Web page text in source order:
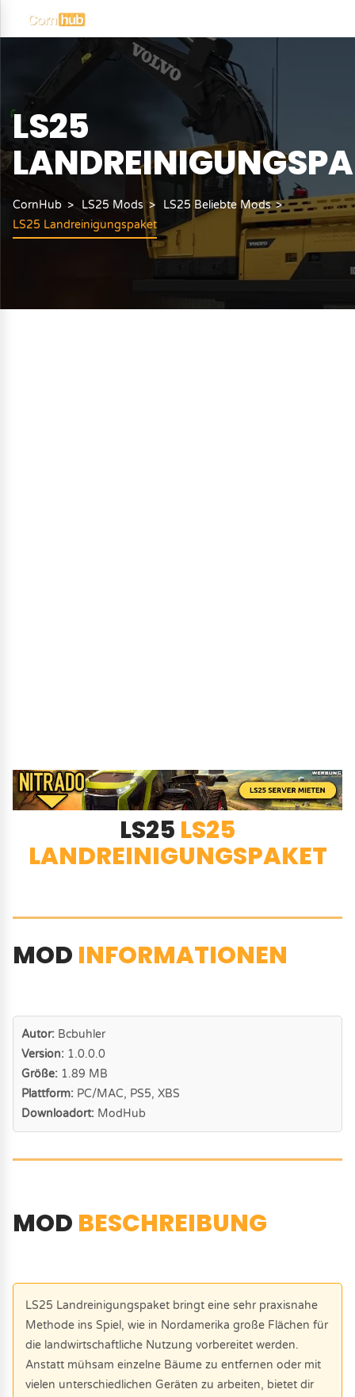
LS25
CornHub LS25 Mods
LS25 Beliebte Mods
LS25 Landreinigungspaket
LS25 LS25
LANDREINIGUNGSPAKET
MOD INFORMATIONEN
Autor: Bcbuhler
Version: 1.0.0.0
Größe: 1.89 MB
Plattform: PC/MAC, PS5, XBS
Downloadort: ModHub
MOD BESCHREIBUNG
LS25 Landreinigungspaket bringt eine sehr praxisnahe
Methode ins Spiel, wie in Nordamerika große Flächen für
die landwirtschaftliche Nutzung vorbereitet werden.
Anstatt mühsam einzelne Bäume zu entfernen oder mit
vielen unterschiedlichen Geräten zu arbeiten, bietet dir